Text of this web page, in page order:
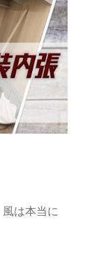
は本当に